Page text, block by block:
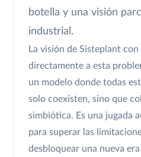
botella y una visión
industrial.
La visión de Sisteplant
directamente a esta
un modelo donde todas
solo coexisten, sino que
simbiótica. Es una jugada
para superar las
desbloquear una nueva